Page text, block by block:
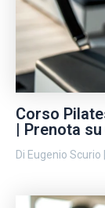
Corso
| Prenota
Di Eugenio Scurio